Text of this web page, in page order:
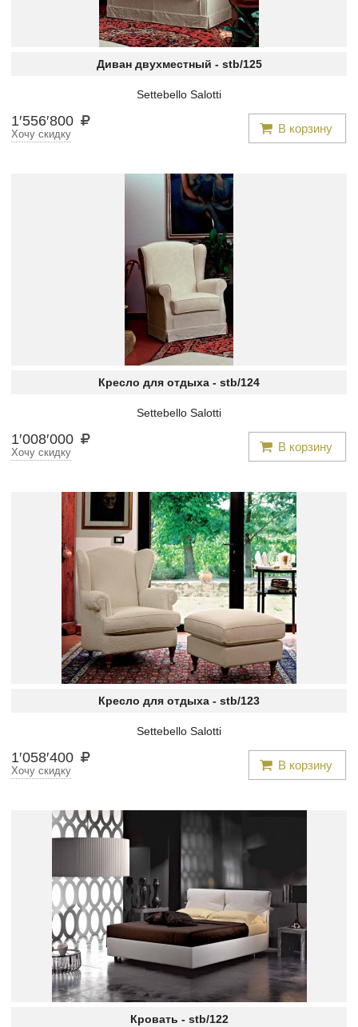
Диван двухместный - stb/125
Settebello Salotti
1′556′800 В корзину
Хочу скидку
Кресло для отдыха - stb/124
Settebello Salotti
1′008′000 В корзину
Хочу скидку
Кресло для отдыха - stb/123
Settebello Salotti
1′058′400 В корзину
Хочу скидку
Кровать - stb/122